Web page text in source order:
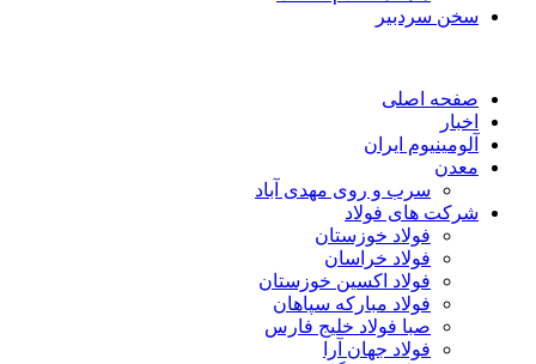
سخن سردبیر
صفحه اصلی
اخبار
آلومینیوم ایران
معدن
سرب و روی مهدی آباد
شرکت های فولاد
فولاد خوزستان
فولاد خراسان
فولاد اکسین خوزستان
فولاد مبارکه سپاهان
صبا فولاد خلیج فارس
فولاد جهان آرا